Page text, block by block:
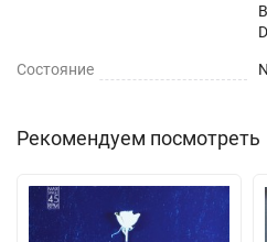
Состояние
Рекомендуем посмотреть